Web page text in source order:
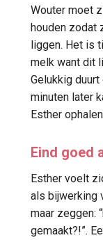
Wouter moet
houden zodat
liggen. Het is
melk want dit
Gelukkig
minuten later
Esther
Eind goed
Esther voelt
als bijwerking
maar zeggen:
gemaakt?!”.